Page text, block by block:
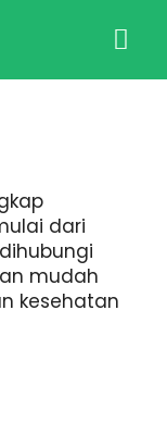
dari
mudah
kesehatan